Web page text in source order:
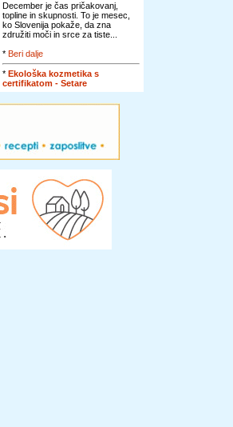
December je čas pričakovanj,
topline in skupnosti. To je mesec,
ko Slovenija pokaže, da zna
združiti moči in srce za tiste...
* Beri dalje
* Ekološka kozmetika s
certifikatom - Setare